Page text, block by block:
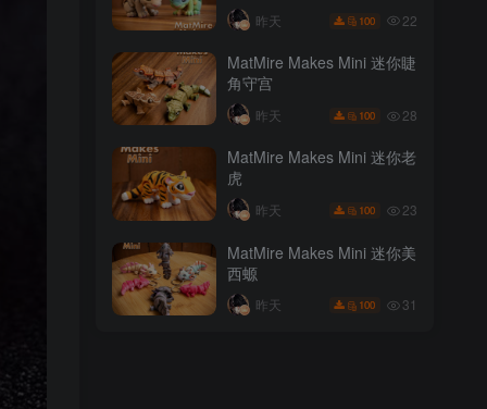
昨天 100 22
MatMire Makes Mini 迷你睫
角守宫
昨天 100 28
MatMire Makes Mini 迷你老
虎
昨天 100 23
MatMire Makes Mini 迷你美
西螈
昨天 100 31